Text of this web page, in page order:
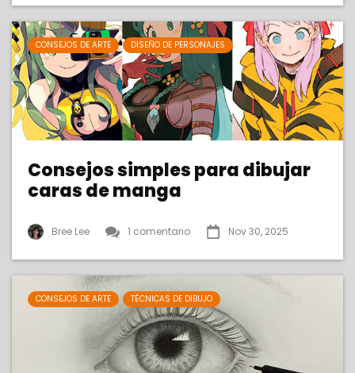
CONSEJOS DE ARTE DISEÑO DE PERSONAJES
Consejos simples para dibujar
caras de manga
Bree Lee 1 comentario Nov 30, 2025
CONSEJOS DE ARTE TÉCNICAS DE DIBUJO